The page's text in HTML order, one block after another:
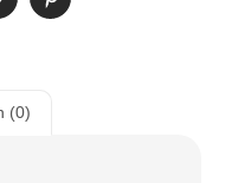
(0)